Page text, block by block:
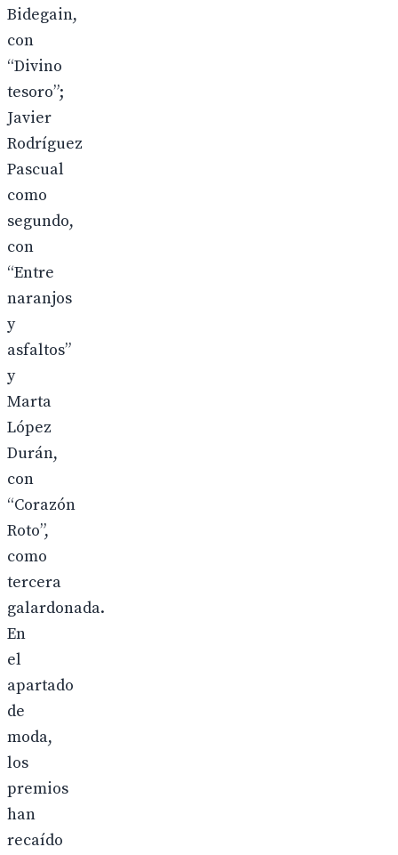
Bidegain,
con
“Divino
tesoro”;
Javier
Rodríguez
Pascual
como
segundo,
con
“Entre
naranjos
y
asfaltos”
y
Marta
López
Durán,
con
“Corazón
Roto”,
como
tercera
galardonada.
En
el
apartado
de
moda,
los
premios
han
recaído